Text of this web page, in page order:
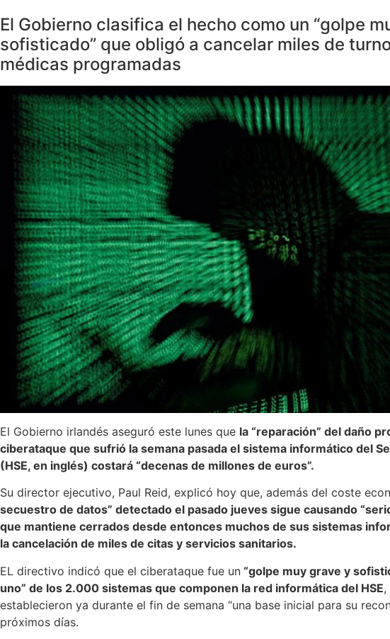
El Gobierno clasifica el hecho como un “golpe
sofisticado” que obligó a cancelar miles de
médicas programadas
El Gobierno irlandés aseguró este lunes que la “reparación” del daño
ciberataque que sufrió la semana pasada el sistema informático del
(HSE, en inglés) costará “decenas de millones de euros”.
Su director ejecutivo, Paul Reid, explicó hoy que, además del coste
secuestro de datos” detectado el pasado jueves sigue causando
que mantiene cerrados desde entonces muchos de sus sistemas
la cancelación de miles de citas y servicios sanitarios.
EL directivo indicó que el ciberataque fue un “golpe muy grave y
uno” de los 2.000 sistemas que componen la red informática del HSE,
establecieron ya durante el fin de semana “una base inicial para su
próximos días.